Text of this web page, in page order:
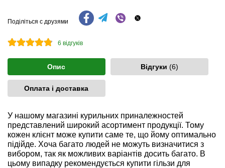
Поділіться с друзями
6 відгуків
Опис Відгуки (6)
Оплата і доставка
У нашому магазині курильних приналежностей
представлений широкий асортимент продукції. Тому
кожен клієнт може купити саме те, що йому оптимально
підійде. Хоча багато людей не можуть визначитися з
вибором, так як можливих варіантів досить багато. В
цьому випадку рекомендується купити гільзи для